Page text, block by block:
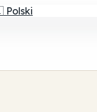
Polski